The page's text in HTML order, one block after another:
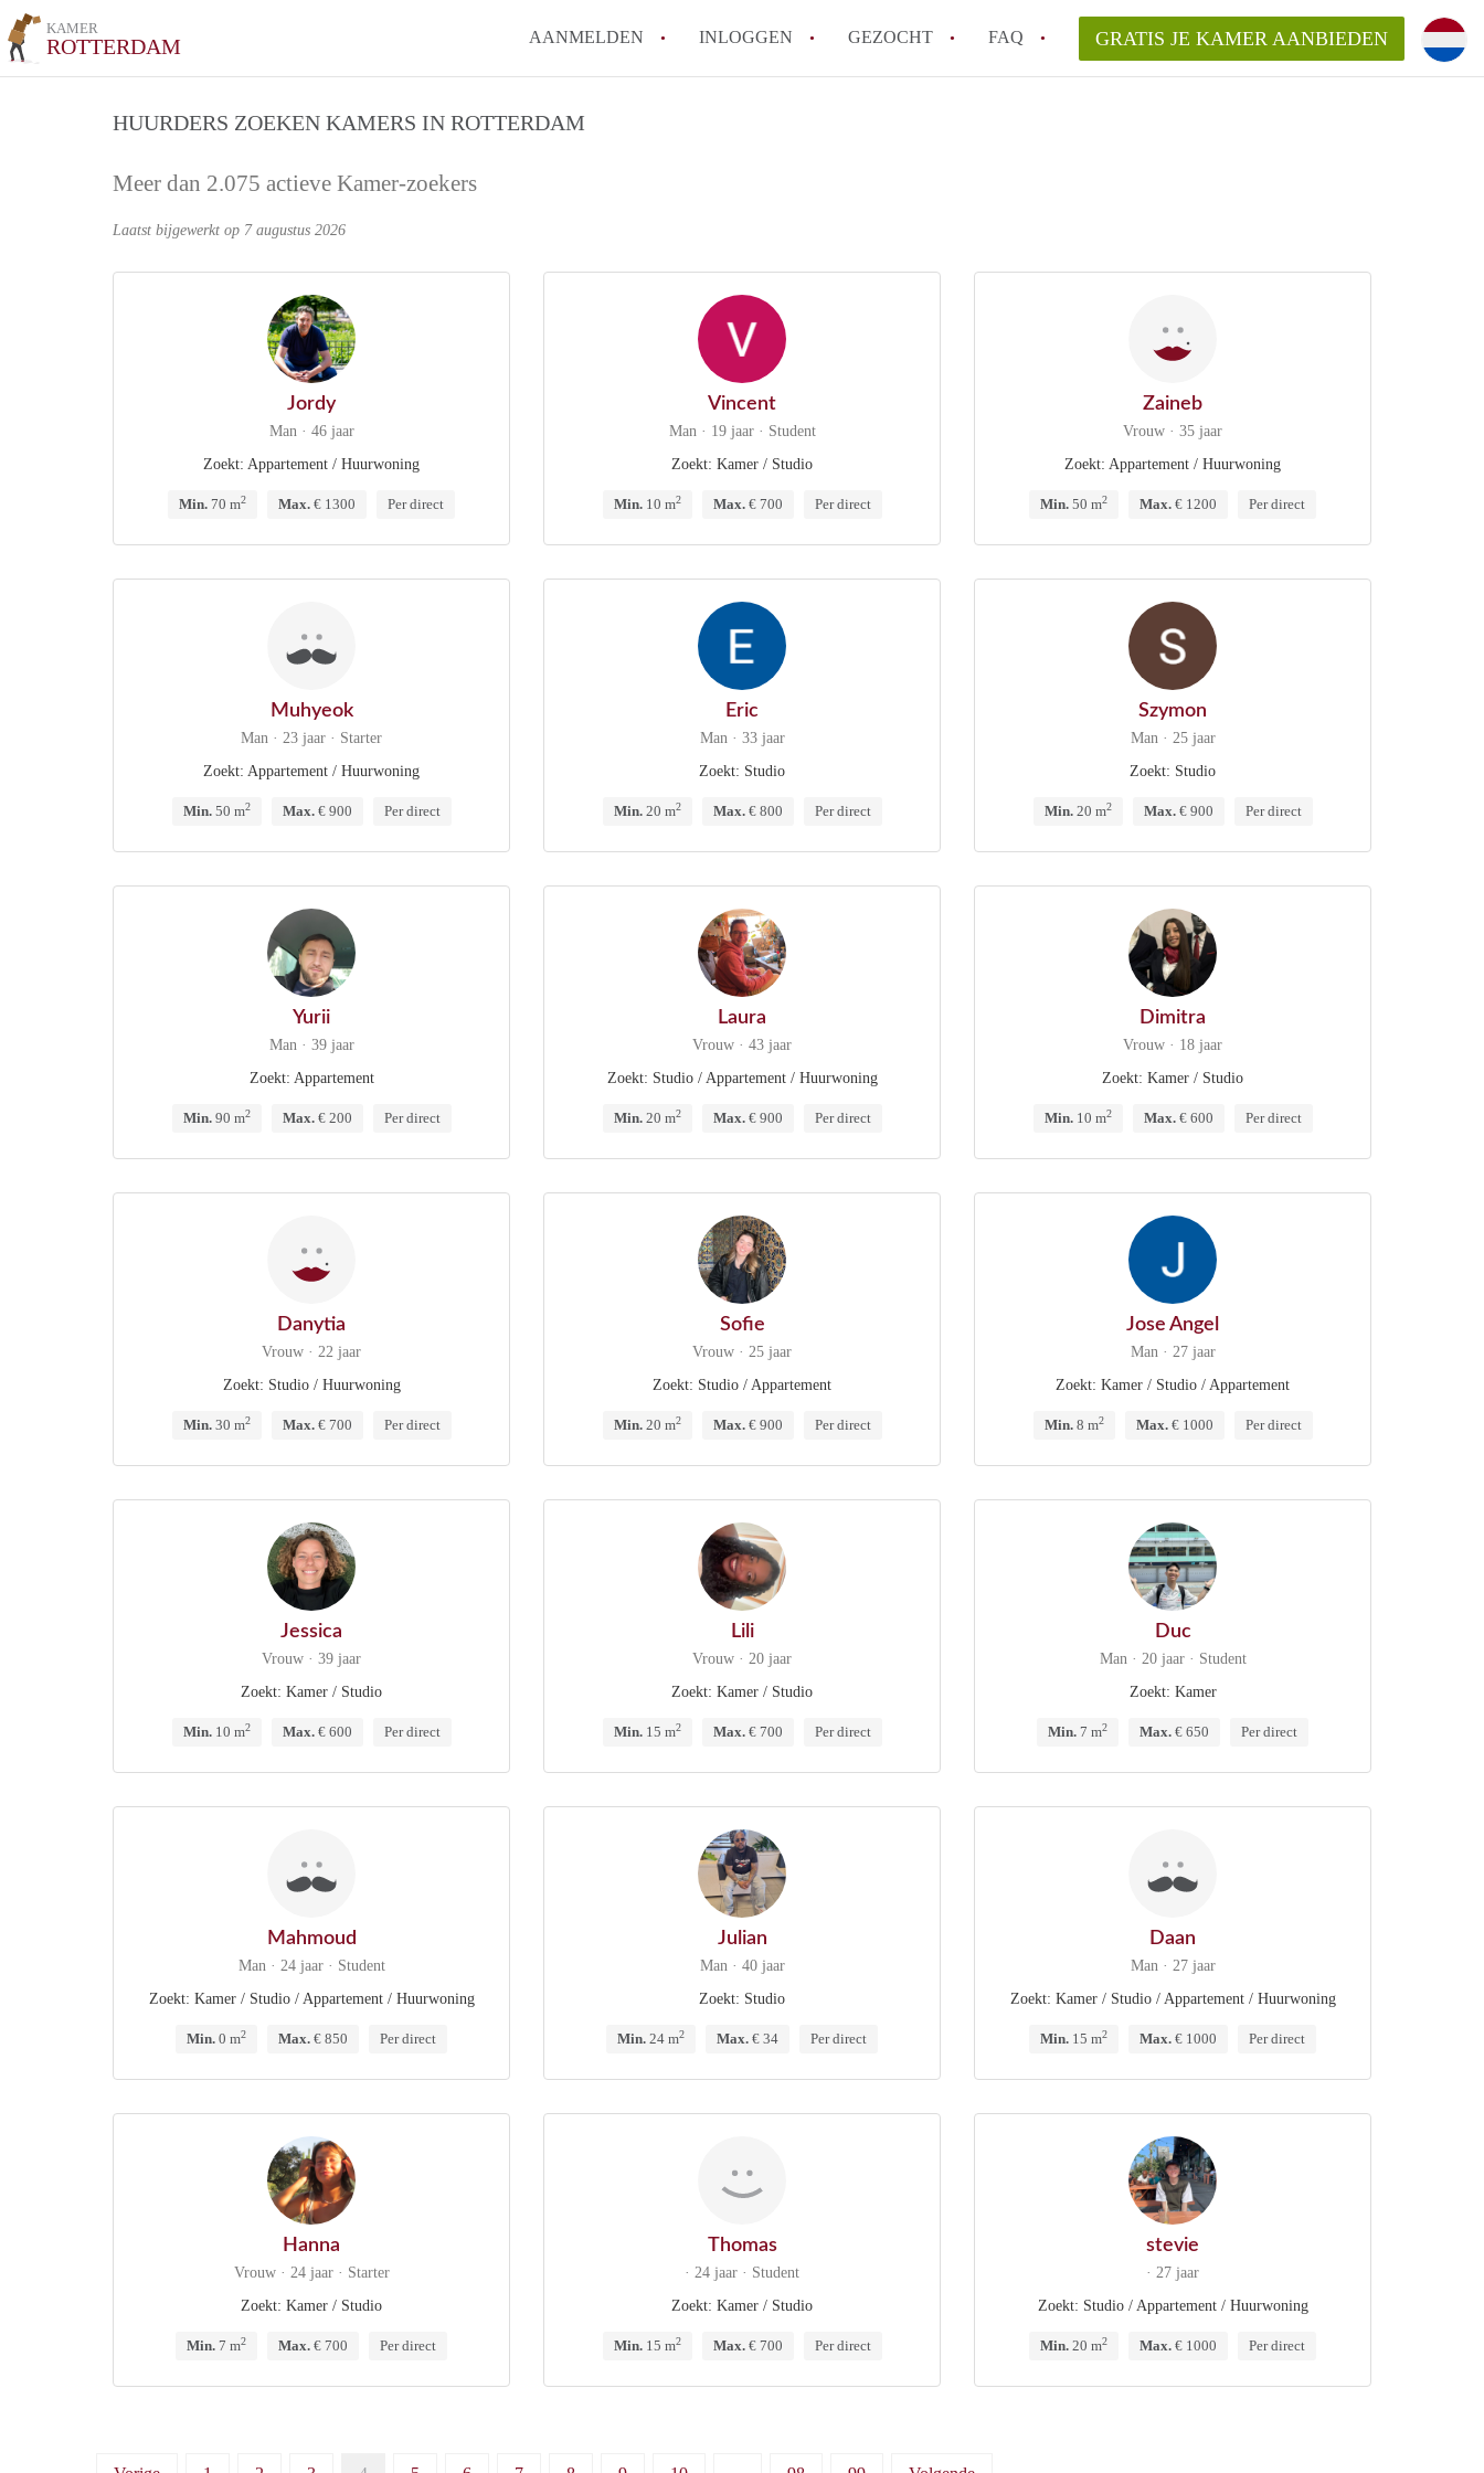
KAMER
ROTTERDAM AANMELDEN INLOGGEN GEZOCHT FAQ
Hoe vind ik een kamer in Rotterdam?
GRATIS JE KAMER AANBIEDEN
HUURDERS ZOEKEN KAMERS IN ROTTERDAM
Meer dan 2.075 actieve Kamer-zoekers
Laatst bijgewerkt op 7 augustus 2026
Jordy
Man · 46 jaar
Zoekt: Appartement / Huurwoning
Min. 70 m2 Max. € 1300 Per direct
Vincent
Man · 19 jaar · Student
Zoekt: Kamer / Studio
Min.10 m2 Max.€ 700 Per direct
Zaineb
Vrouw · 35 jaar
Zoekt: Appartement / Huurwoning
Min. 50 m2 Max. € 1200 Per direct
Muhyeok
Man · 23 jaar · Starter
Zoekt: Appartement / Huurwoning
Min.50 m2 Max.€ 900 Per direct
Eric
Man · 33 jaar
Zoekt: Studio
Min.20 m2 Max.€ 800 Per direct
Szymon
Man · 25 jaar
Zoekt: Studio
Min.20 m2 Max.€ 900 Per direct
Yurii
Man · 39 jaar
Zoekt: Appartement
Min.90 m2 Max.€ 200 Per direct
Laura
Vrouw · 43 jaar
Zoekt: Studio / Appartement / Huurwoning
Min.20 m2 Max.€ 900 Per direct
Dimitra
Vrouw · 18 jaar
Zoekt: Kamer / Studio
Min.10 m2 Max.€ 600 Per direct
Danytia
Vrouw · 22 jaar
Zoekt: Studio / Huurwoning
Min.30 m2 Max.€ 700 Per direct
Sofie
Vrouw · 25 jaar
Zoekt: Studio / Appartement
Min.20 m2 Max.€ 900 Per direct
Jose Angel
Man · 27 jaar
Zoekt: Kamer / Studio / Appartement
Min.8 m2 Max.€ 1000 Per direct
Jessica
Vrouw · 39 jaar
Zoekt: Kamer / Studio
Min.10 m2 Max.€ 600 Per direct
Lili
Vrouw · 20 jaar
Zoekt: Kamer / Studio
Min.15 m2 Max.€ 700 Per direct
Duc
Man · 20 jaar · Student
Zoekt: Kamer
Min. 7 m2 Max. € 650 Per direct
Mahmoud
Man · 24 jaar · Student
Zoekt: Kamer / Studio / Appartement / Huurwoning
Min. 0 m2 Max. € 850 Per direct
Julian
Man · 40 jaar
Zoekt: Studio
Min. 24 m2 Max. € 34 Per direct
Daan
Man · 27 jaar
Zoekt: Kamer / Studio / Appartement / Huurwoning
Min. 15 m2 Max. € 1000 Per direct
Hanna
Vrouw · 24 jaar · Starter
Zoekt: Kamer / Studio
Min. 7 m2 Max. € 700 Per direct
Thomas
· 24 jaar · Student
Zoekt: Kamer / Studio
Min.15 m2 Max.€ 700 Per direct
stevie
· 27 jaar
Zoekt: Studio / Appartement / Huurwoning
Min. 20 m2 Max. € 1000 Per direct